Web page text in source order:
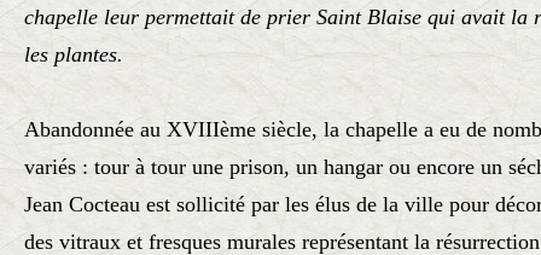
chapelle leur permettait de prier Saint Blaise qui avait la
les plantes.
Abandonnée au XVIIIème siècle, la chapelle a eu de
variés : tour à tour une prison, un hangar ou encore un
Jean Cocteau est sollicité par les élus de la ville pour
des vitraux et fresques murales représentant la